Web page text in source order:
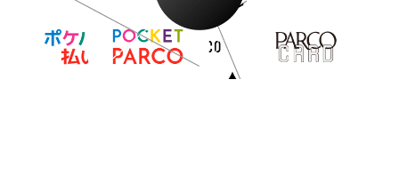
新規登録・ログイン
新規登録・ログイン
公式アプリダウンロード
公式アプリダウンロード